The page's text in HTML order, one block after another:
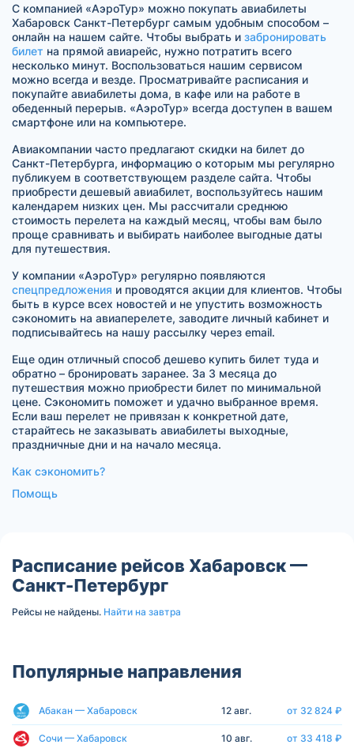
С компанией «АэроТур» можно покупать авиабилеты
Хабаровск Санкт-Петербург самым удобным способом –
онлайн на нашем сайте. Чтобы выбрать и забронировать
билет на прямой авиарейс, нужно потратить всего
несколько минут. Воспользоваться нашим сервисом
можно всегда и везде. Просматривайте расписания и
покупайте авиабилеты дома, в кафе или на работе в
обеденный перерыв. «АэроТур» всегда доступен в вашем
смартфоне или на компьютере.
Авиакомпании часто предлагают скидки на билет до
Санкт-Петербурга, информацию о которым мы регулярно
публикуем в соответствующем разделе сайта. Чтобы
приобрести дешевый авиабилет, воспользуйтесь нашим
календарем низких цен. Мы рассчитали среднюю
стоимость перелета на каждый месяц, чтобы вам было
проще сравнивать и выбирать наиболее выгодные даты
для путешествия.
У компании «АэроТур» регулярно появляются
спецпредложения и проводятся акции для клиентов. Чтобы
быть в курсе всех новостей и не упустить возможность
сэкономить на авиаперелете, заводите личный кабинет и
подписывайтесь на нашу рассылку через email.
Еще один отличный способ дешево купить билет туда и
обратно – бронировать заранее. За 3 месяца до
путешествия можно приобрести билет по минимальной
цене. Сэкономить поможет и удачно выбранное время.
Если ваш перелет не привязан к конкретной дате,
старайтесь не заказывать авиабилеты выходные,
праздничные дни и на начало месяца.
Как сэкономить?
Помощь
Расписание рейсов Хабаровск —
Санкт-Петербург
Рейсы не найдены. Найти на завтра
Популярные направления
Абакан — Хабаровск 12 авг. от 32 824 ₽
Сочи — Хабаровск 10 авг. от 33 418 ₽